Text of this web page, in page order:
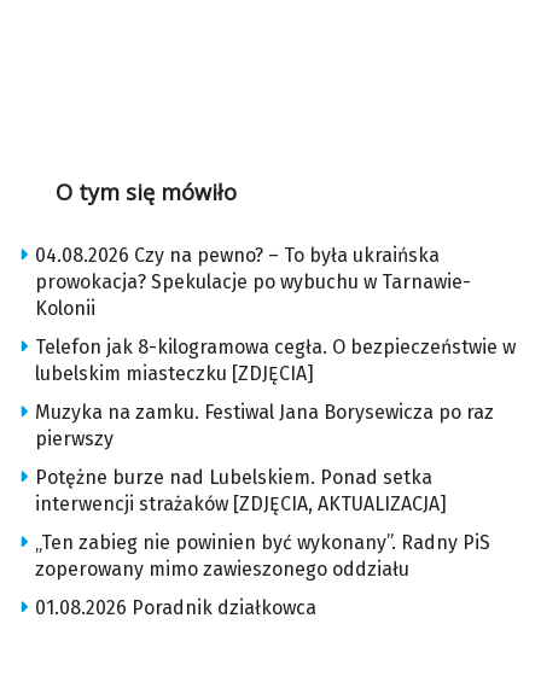
O tym się mówiło
04.08.2026 Czy na pewno? – To była ukraińska
prowokacja? Spekulacje po wybuchu w Tarnawie-
Kolonii
Telefon jak 8-kilogramowa cegła. O bezpieczeństwie w
lubelskim miasteczku [ZDJĘCIA]
Muzyka na zamku. Festiwal Jana Borysewicza po raz
pierwszy
Potężne burze nad Lubelskiem. Ponad setka
interwencji strażaków [ZDJĘCIA, AKTUALIZACJA]
„Ten zabieg nie powinien być wykonany”. Radny PiS
zoperowany mimo zawieszonego oddziału
01.08.2026 Poradnik działkowca